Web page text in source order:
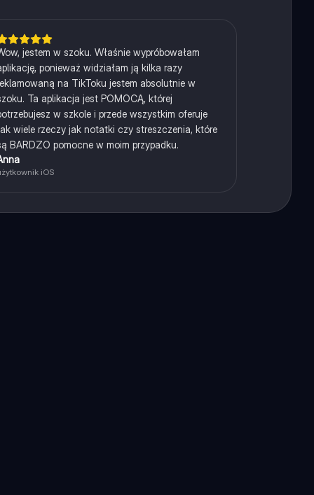
jestem w szoku. Właśnie wypróbowałam
ponieważ widziałam ją kilka razy
na TikToku jestem absolutnie w
Ta aplikacja jest POMOCĄ, której
w szkole i przede wszystkim oferuje
wiele rzeczy jak notatki czy streszczenia, które
BARDZO pomocne w moim przypadku.
iOS